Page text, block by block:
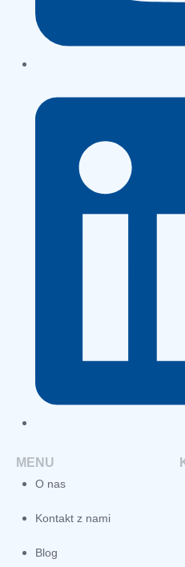
MENU
O nas
Kontakt z nami
Blog